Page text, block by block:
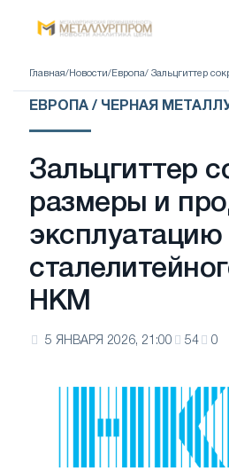
Главная/ Новости/ Европа/ Зальцгиттер
ЕВРОПА / ЧЕРНАЯ
Зальцгиттер
размеры и
эксплуатацию
HKM
5 ЯНВАРЯ 2026, 21:00 54 0